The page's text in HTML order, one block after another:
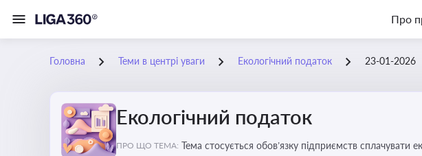
Про
Головна Теми в центрі уваги Екологічний податок 23-01-2026
Екологічний податок
ПРО ЩО ТЕМА: Тема стосується обов’язку підприємств